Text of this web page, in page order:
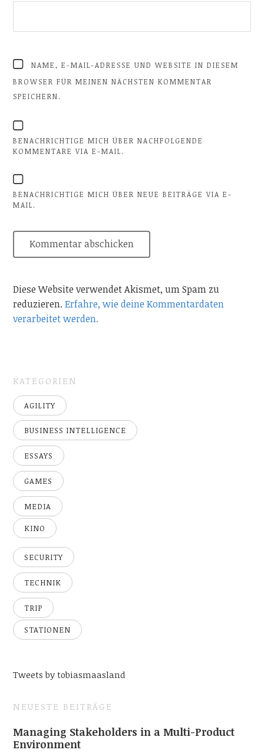
NAME, E-MAIL-ADRESSE UND WEBSITE IN DIESEM
BROWSER FÜR MEINEN NÄCHSTEN KOMMENTAR
SPEICHERN.
BENACHRICHTIGE MICH ÜBER NACHFOLGENDE
KOMMENTARE VIA E-MAIL.
BENACHRICHTIGE MICH ÜBER NEUE BEITRÄGE VIA E-
MAIL.
Diese Website verwendet Akismet, um Spam zu
reduzieren.Erfahre, wie deine Kommentardaten
verarbeitet werden.
KATEGORIEN
AGILITY
BUSINESS INTELLIGENCE
ESSAYS
GAMES
MEDIA
KINO
SECURITY
TECHNIK
TRIP
STATIONEN
Tweets by tobiasmaasland
NEUESTE BEITRÄGE
Managing Stakeholders in a Multi-Product
Environment